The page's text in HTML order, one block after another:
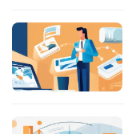
最
新
动